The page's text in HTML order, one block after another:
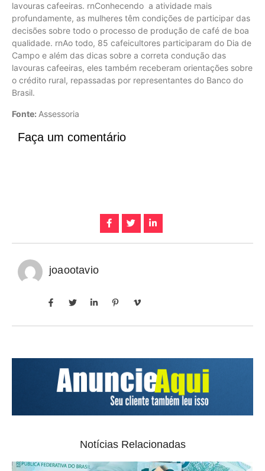
lavouras cafeeiras. rnConhecendo a atividade mais
profundamente, as mulheres têm condições de participar das
decisões sobre todo o processo de produção de café de boa
qualidade. rnAo todo, 85 cafeicultores participaram do Dia de
Campo e além das dicas sobre a correta condução das
lavouras cafeeiras, eles também receberam orientações sobre
o crédito rural, repassadas por representantes do Banco do
Brasil.
Fonte: Assessoria
Faça um comentário
joaootavio
Notícias Relacionadas